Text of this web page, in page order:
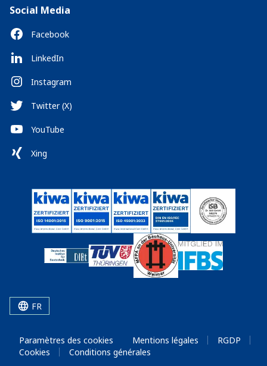
Social Media
Facebook
LinkedIn
Instagram
Twitter (X)
YouTube
Xing
FR
Paramètres des cookies Mentions légales
RGDP
Cookies
Conditions générales